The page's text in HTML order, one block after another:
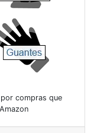
compras que